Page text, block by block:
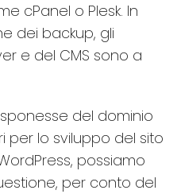
cPanel o Plesk. In
dei backup, gli
e del CMS sono a
del dominio
per lo sviluppo del sito
possiamo
per conto del